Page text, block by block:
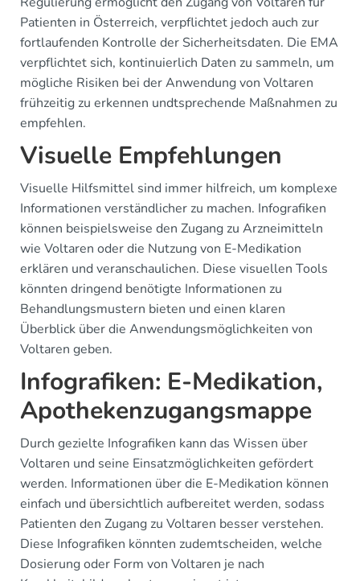
Patienten in Österreich, verpflichtet jedoch auch zur
fortlaufenden Kontrolle der Sicherheitsdaten. Die EMA
verpflichtet sich, kontinuierlich Daten zu sammeln, um
mögliche Risiken bei der Anwendung von Voltaren
frühzeitig zu erkennen undtsprechende Maßnahmen zu
empfehlen.
Visuelle Empfehlungen
Visuelle Hilfsmittel sind immer hilfreich, um komplexe
Informationen verständlicher zu machen. Infografiken
können beispielsweise den Zugang zu Arzneimitteln
wie Voltaren oder die Nutzung von E-Medikation
erklären und veranschaulichen. Diese visuellen Tools
könnten dringend benötigte Informationen zu
Behandlungsmustern bieten und einen klaren
Überblick über die Anwendungsmöglichkeiten von
Voltaren geben.
Infografiken: E-Medikation,
Apothekenzugangsmappe
Durch gezielte Infografiken kann das Wissen über
Voltaren und seine Einsatzmöglichkeiten gefördert
werden. Informationen über die E-Medikation können
einfach und übersichtlich aufbereitet werden, sodass
Patienten den Zugang zu Voltaren besser verstehen.
Diese Infografiken könnten zudemtscheiden, welche
Dosierung oder Form von Voltaren je nach